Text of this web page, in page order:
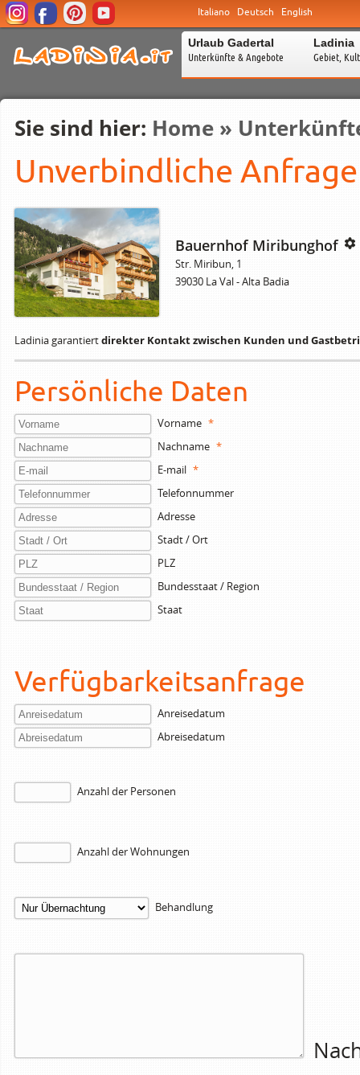
Italiano Deutsch English
Urlaub Gadertal
Unterkünfte & Angebote
Ladinia
Gebiet,
Sie sind hier: Home »
Unverbindliche
Bauernhof Miribunghof
Str. Miribun, 1
39030 La Val - Alta Badia
Ladinia garantiertdirekter Kontakt zwischen Kunden und
Persönliche Daten
Vorname *
Nachname *
E-mail *
Telefonnummer
Adresse
Stadt / Ort
PLZ
Bundesstaat / Region
Staat
Verfügbarkeitsanfrage
Anreisedatum
Abreisedatum
Anzahl der Personen
Anzahl der Wohnungen
Behandlung